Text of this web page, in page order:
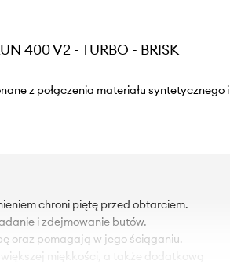
400 V2 - TURBO - BRISK
z połączenia materiału syntetycznego i
chroni piętę przed obtarciem.
i zdejmowanie butów.
oraz pomagają w jego ściąganiu.
miękkości, a także dodatkową